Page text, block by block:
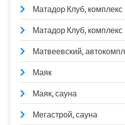
Матадор Клуб, комплекс
Матадор Клуб, комплекс
Матвеевский,
Маяк
Маяк, сауна
Мегастрой, сауна